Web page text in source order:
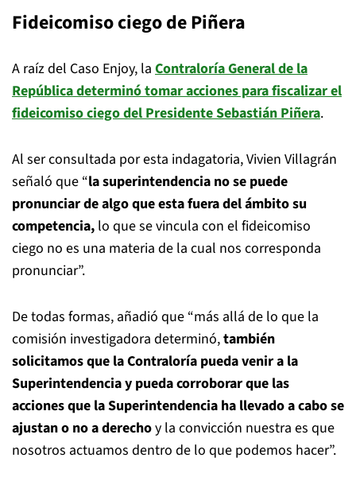
Fideicomiso ciego de Piñera
A raíz del Caso Enjoy, la Contraloría General de la
República determinó tomar acciones para fiscalizar el
fideicomiso ciego del Presidente Sebastián Piñera.
Al ser consultada por esta indagatoria, Vivien Villagrán
señaló que “la superintendencia no se puede
pronunciar de algo que esta fuera del ámbito su
competencia, lo que se vincula con el fideicomiso
ciego no es una materia de la cual nos corresponda
pronunciar”.
De todas formas, añadió que “más allá de lo que la
comisión investigadora determinó,también
solicitamos que la Contraloría pueda venir a la
Superintendencia y pueda corroborar que las
acciones que la Superintendencia ha llevado a cabo se
ajustan o no a derechoy la convicción nuestra es que
nosotros actuamos dentro de lo que podemos hacer”.